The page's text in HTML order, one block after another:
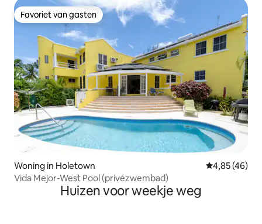
Favoriet van gasten
Favoriet van gasten
Woning in Holetown Gemiddelde
4,85 (46)
Vida Mejor-West Pool (privézwembad)
Huizen voor weekje weg